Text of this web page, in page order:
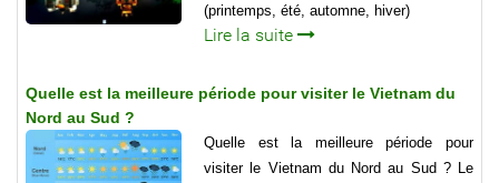
(printemps, été, automne, hiver)
Lire la suite
Quelle est la meilleure période pour visiter le Vietnam du
Nord au Sud ?
Quelle est la meilleure période pour
visiter le Vietnam du Nord au Sud ? Le